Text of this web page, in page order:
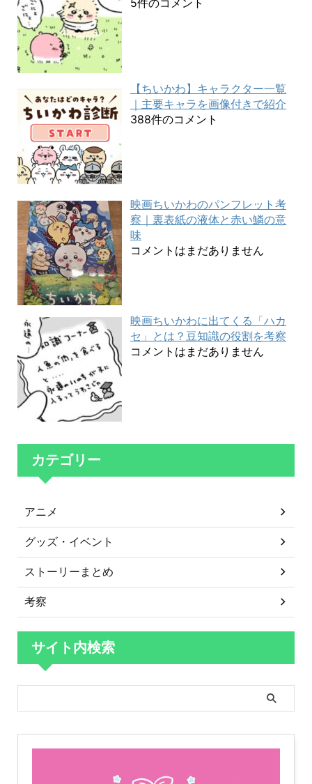
【ちいかわ】キャラクター一覧
｜主要キャラを画像付きで紹介
388件のコメント
映画ちいかわのパンフレット考
察｜裏表紙の液体と赤い鱗の意
味
コメントはまだありません
映画ちいかわに出てくる「ハカ
セ」とは？豆知識の役割を考察
コメントはまだありません
カテゴリー
アニメ
グッズ・イベント
ストーリーまとめ
考察
サイト内検索